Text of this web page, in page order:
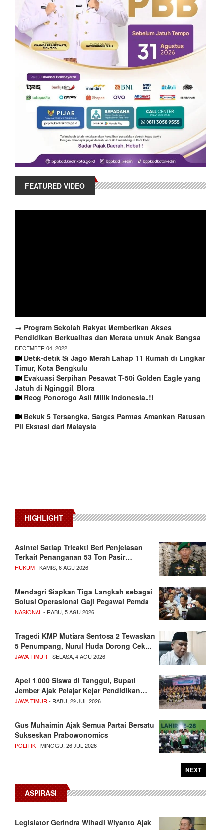
FEATURED VIDEO
→ Program Sekolah Rakyat Memberikan Akses
Pendidikan Berkualitas dan Merata untuk Anak Bangsa
DECEMBER 04, 2022
Detik-detik Si Jago Merah Lahap 11 Rumah di Lingkar
Timur, Kota Bengkulu
Evakuasi Serpihan Pesawat T-50i Golden Eagle yang
Jatuh di Nginggil, Blora
Reog Ponorogo Asli Milik Indonesia..!!
Bekuk 5 Tersangka, Satgas Pamtas Amankan Ratusan
Pil Ekstasi dari Malaysia
HIGHLIGHT
Asintel Satlap Tricakti Beri Penjelasan
Terkait Penanganan 53 Ton Pasir…
HUKUM- KAMIS, 6 AGU 2026
Mendagri Siapkan Tiga Langkah sebagai
Solusi Operasional Gaji Pegawai Pemda
NASIONAL - RABU, 5 AGU 2026
Tragedi KMP Mutiara Sentosa 2 Tewaskan
5 Penumpang, Nurul Huda Dorong Cek…
JAWA TIMUR - SELASA, 4 AGU 2026
Apel 1.000 Siswa di Tanggul, Bupati
Jember Ajak Pelajar Kejar Pendidikan…
JAWA TIMUR - RABU, 29 JUL 2026
Gus Muhaimin Ajak Semua Partai Bersatu
Sukseskan Prabowonomics
POLITIK- MINGGU, 26 JUL 2026
NEXT
ASPIRASI
Legislator Gerindra Wihadi Wiyanto Ajak